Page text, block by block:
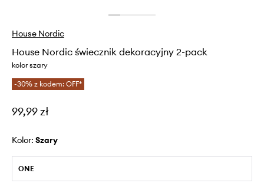
House Nordic
House Nordic świecznik dekoracyjny 2-pack
kolor szary
-30% z kodem: OFF*
99,99 zł
Kolor: szary
ONE